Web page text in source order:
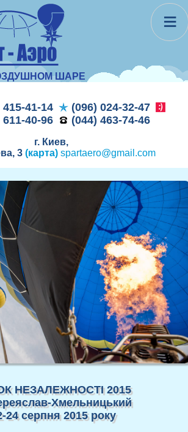
ШАРЕ
415-41-14
(096) 024-32-47
611-40-96
(044) 463-74-46
г. Киев,
3 (карта) spartaero@gmail.com
НЕЗАЛЕЖНОСТІ 2015
Хмельницький
24 серпня 2015 року
≡